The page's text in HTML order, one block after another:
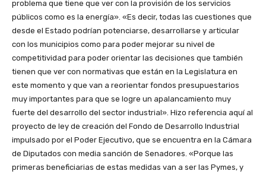
problema que tiene que ver con la provisión de los servicios
públicos como es la energía». «Es decir, todas las cuestiones que
desde el Estado podrían potenciarse, desarrollarse y articular
con los municipios como para poder mejorar su nivel de
competitividad para poder orientar las decisiones que también
tienen que ver con normativas que están en la Legislatura en
este momento y que van a reorientar fondos presupuestarios
muy importantes para que se logre un apalancamiento muy
fuerte del desarrollo del sector industrial». Hizo referencia aquí al
proyecto de ley de creación del Fondo de Desarrollo Industrial
impulsado por el Poder Ejecutivo, que se encuentra en la Cámara
de Diputados con media sanción de Senadores. «Porque las
primeras beneficiarias de estas medidas van a ser las Pymes, y